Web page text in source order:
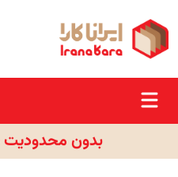
بدون محدودیت